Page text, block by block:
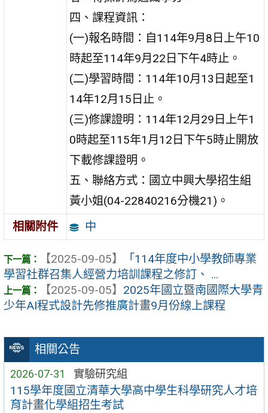
相關公告
2026-07-31 實驗研究組
115學年度國立清華大學高中學生科學研究人才培
育計畫化學組招生考試
四、課程資訊：
(一)報名時間：自114年9月8日上午10
時起至114年9月22日下午4時止。
(二)學習時間：114年10月13日起至1
14年12月15日止。
(三)修課證明：114年12月29日上午1
0時起至115年1月12日下午5時止開放
下載修課證明。
五、聯絡方式：國立中興大學招生組
黃小姐(04-22840216分機21)。
相關附件
中
【2025-09-05】
「114年度中小學教師專業
學習社群召集人經營力培訓課程之修訂、 ...
【2025-09-05】 2025年國立暨南國際大學青
少年AI程式設計先修推廣計畫9月份線上課程